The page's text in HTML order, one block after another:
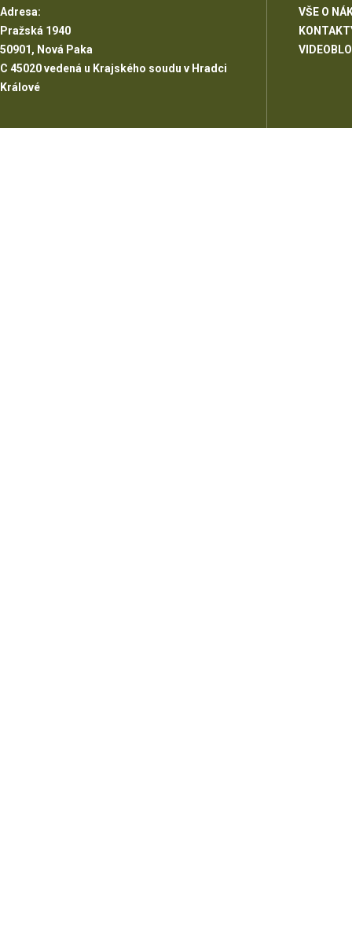
Adresa:
Pražská 1940
50901, Nová Paka
C 45020 vedená u Krajského soudu v Hradci
Králové
VŠE O